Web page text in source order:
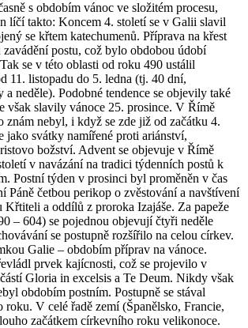
s obdobím vánoc ve složitém procesu,
líčí takto: Koncem 4. století se v Galii slavil
se křtem katechumenů. Příprava na křest
zavádění postu, což bylo obdobou údobí
se v této oblasti od roku 490 ustálil
11. listopadu do 5. ledna (tj. 40 dní,
a neděle). Podobné tendence se objevily také
však slavily vánoce 25. prosince. V Římě
znám nebyl, i když se zde již od začátku 4.
jako svátky namířené proti ariánství,
božství. Advent se objevuje v Římě
v navázání na tradici týdenních postů k
Postní týden v prosinci byl proměněn v čas
Páně četbou perikop o zvěstování a navštívení
Křtiteli a oddílů z proroka Izajáše. Za papeže
– 604) se pojednou objevují čtyři neděle
se postupně rozšířilo na celou církev.
Galie – obdobím příprav na vánoce.
prvek kajícnosti, což se projevilo v
Gloria in excelsis a Te Deum. Nikdy však
obdobím postním. Postupně se stával
roku. V celé řadě zemí (Španělsko, Francie,
začátkem církevního roku velikonoce.